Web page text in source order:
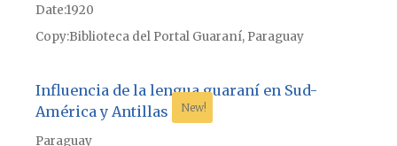
Date1920
CopyBiblioteca del Portal Guaraní, Paraguay
Influencia de la lengua guaraní en Sud-
América y Antillas
New!
Paraguay